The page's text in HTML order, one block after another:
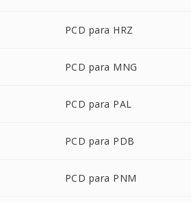
PCD para HRZ
PCD para MNG
PCD para PAL
PCD para PDB
PCD para PNM